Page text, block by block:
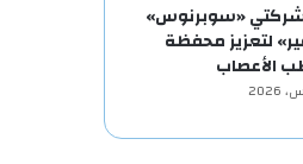
شركتي «سوبرنوس»
لتعزيز محفظة
الأعصاب